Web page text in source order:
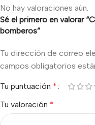
No hay valoraciones aún.
Sé el primero en valorar
bomberos”
Tu dirección de correo
campos obligatorios
Tu puntuación *
Tu valoración *